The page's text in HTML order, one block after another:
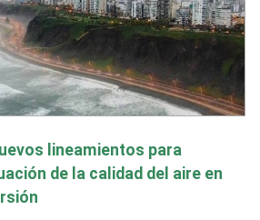
lineamientos para
de la calidad del aire en